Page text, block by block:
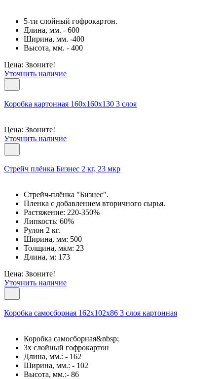
5-ти слойный гофрокартон.
Длина, мм. - 600
Ширина, мм. -400
Высота, мм. - 400
Цена: Звоните!
Уточнить наличие
Коробка картонная 160х160х130 3 слоя
Цена: Звоните!
Уточнить наличие
Cтрейч плёнка Бизнес 2 кг, 23 мкр
Стрейч-плёнка "Бизнес".
Пленка с добавлением вторичного сырья.
Растяжение: 220-350%
Липкость: 60%
Рулон 2 кг.
Ширина, мм: 500
Толщина, мкм: 23
Длина, м: 173
Цена: Звоните!
Уточнить наличие
Коробка самосборная 162х102х86 3 слоя картонная
Коробка самосборная&nbsp;
3х слойный гофрокартон
Длина, мм.: - 162
Ширина, мм.: - 102
Высота, мм.:- 86